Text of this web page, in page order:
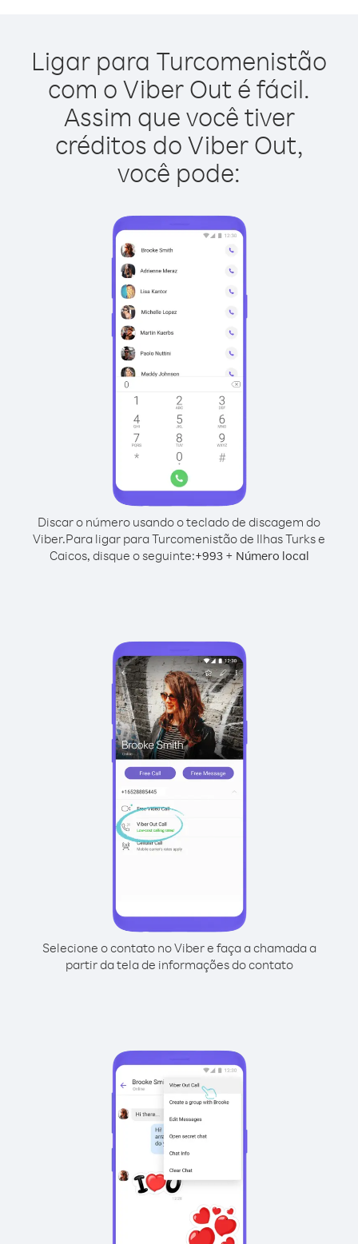
Ligar para Turcomenistão
com o Viber Out é fácil.
Assim que você tiver
créditos do Viber Out,
você pode:
Discar o número usando o teclado de discagem do
Viber.Para ligar para Turcomenistão de Ilhas Turks e
Caicos, disque o seguinte:+993+ Número local
Selecione o contato no Viber e faça a chamada a
partir da tela de informações do contato